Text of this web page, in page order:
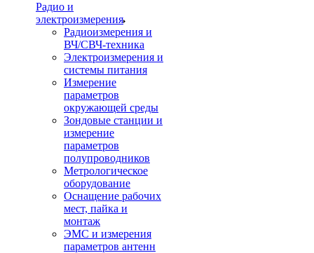
Радио и
электроизмерения
Радиоизмерения и
ВЧ/СВЧ-техника
Электроизмерения и
системы питания
Измерение
параметров
окружающей среды
Зондовые станции и
измерение
параметров
полупроводников
Метрологическое
оборудование
Оснащение рабочих
мест, пайка и
монтаж
ЭМС и измерения
параметров антенн